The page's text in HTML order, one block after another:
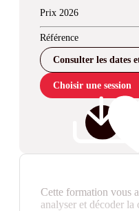
Prix 2026
Référence
Consulter les dates
Choisir une session
Cette formation vous
analyser et décoder